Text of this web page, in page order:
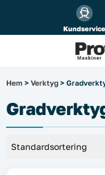
Kundservice
Alla
El & belysning
Hem > Verktyg >